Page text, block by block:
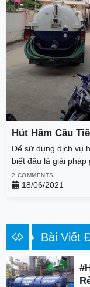
Hút Hầm Cầu
Hiệu Quả Tại
Để sử dụng dịch vụ
biết đâu là giải pháp
2 COMMENTS
18/06/2021
Bài Viết